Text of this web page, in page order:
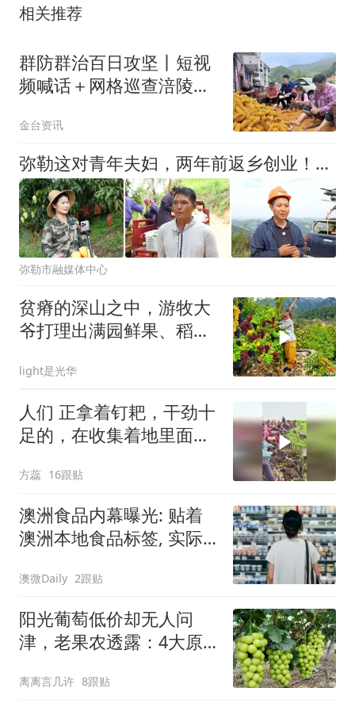
相关推荐
群防群治百日攻坚丨短视
频喊话＋网格巡查涪陵新
金台资讯
弥勒这对青年夫妇，两年前返乡创业！如今怎样了？
弥勒市融媒体中心
贫瘠的深山之中，游牧大
爷打理出满园鲜果、稻苗
light是光华
人们 正拿着钉耙，干劲十
足的，在收集着地里面的
方蕊 16跟贴
澳洲食品内幕曝光: 贴着
澳洲本地食品标签, 实际
澳微Daily 2跟贴
阳光葡萄低价却无人问
津，老果农透露：4大原
离离言几许 8跟贴